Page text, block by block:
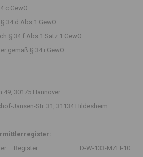
c GewO
34 d Abs.1 GewO
§ 34 f Abs.1 Satz 1 GewO
gemäß § 34 i GewO
49, 30175 Hannover
Jansen-Str. 31, 31134 Hildesheim
– Register: D-W-133-MZLI-10